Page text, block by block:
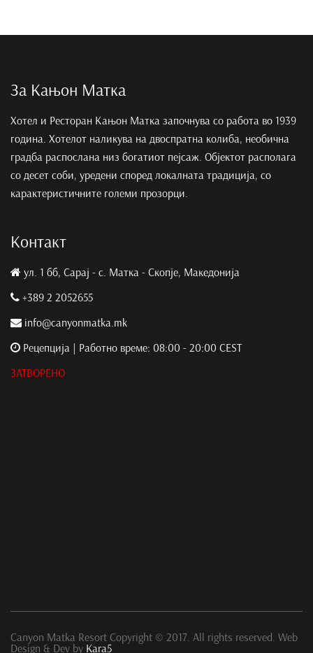
За Кањон Матка
Хотел и Ресторан Кањон Матка започнува со работа во 1939
година. Хотелот наликува на двоспратна колиба, необична
градба распослана низ богатиот пејсаж. Објектот располага
со десет соби, уредени според локалната традиција, со
карактеристичните големи прозорци.
Контакт
ул. 1 бб, Сарај - с. Матка - Скопје, Македонија
+389 2 2052655
info@canyonmatka.mk
Рецепција | Работно време: 08:00 - 20:00 CEST
ЗАТВОРЕНО
Canyon Matka Resort Copyright © 2017. All rights reserved. Web
Design & Dev by Kara5